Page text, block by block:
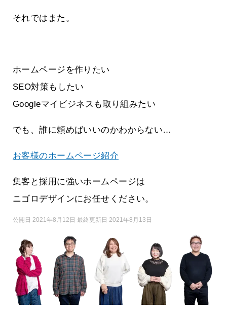
それではまた。
ホームページを作りたい
SEO対策もしたい
Googleマイビジネスも取り組みたい
でも、誰に頼めばいいのかわからない…
お客様のホームページ紹介
集客と採用に強いホームページは
ニゴロデザインにお任せください。
公開日 2021年8月12日 最終更新日 2021年8月13日